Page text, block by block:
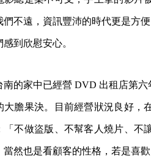
們不遠，資訊豐沛的時代更是方
到欣慰安心。
南的家中已經營 DVD 出租店第
大膽果決。目前經營狀況良好，
「不做盜版、不幫客人燒片、不
當然也是看顧客的性格，若是喜